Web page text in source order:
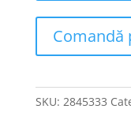
Comandă
SKU: 2845333